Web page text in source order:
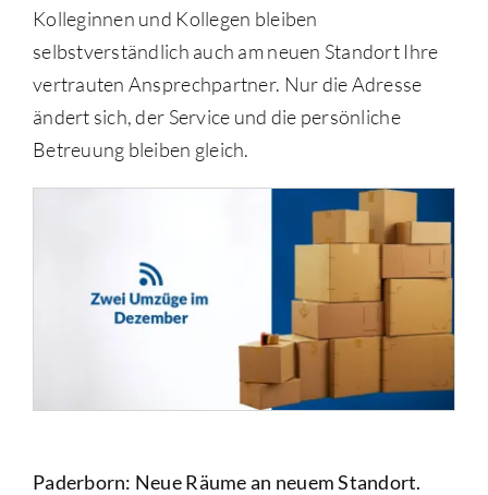
Kolleginnen und Kollegen bleiben
selbstverständlich auch am neuen Standort Ihre
vertrauten Ansprechpartner. Nur die Adresse
ändert sich, der Service und die persönliche
Betreuung bleiben gleich.
Paderborn: Neue Räume an neuem Standort.